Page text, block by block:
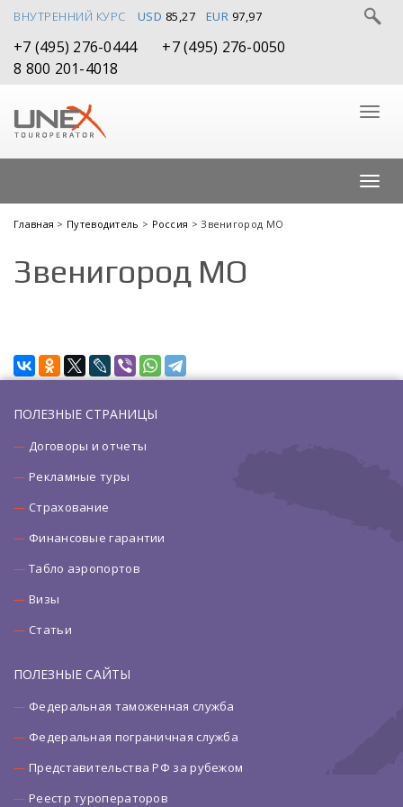
ВНУТРЕННИЙ КУРС USD 85,27 EUR 97,97
+7 (495) 276-0444
+7 (495) 276-0050
8 800 201-4018
Главная > Путеводитель > Россия > Звенигород МО
Звенигород МО
ПОЛЕЗНЫЕ СТРАНИЦЫ
Договоры и отчеты
Рекламные туры
Страхование
Финансовые гарантии
Табло аэропортов
Визы
Статьи
ПОЛЕЗНЫЕ САЙТЫ
Федеральная таможенная служба
Федеральная пограничная служба
Представительства РФ за рубежом
Реестр туроператоров